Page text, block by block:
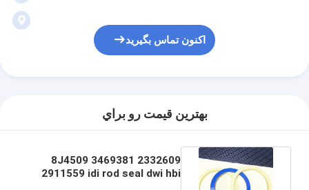
اکنون تماس بگیرید
بهترين قيمت رو براي
8J4509 3469381 2332609
2911559 idi rod seal dwi hbi